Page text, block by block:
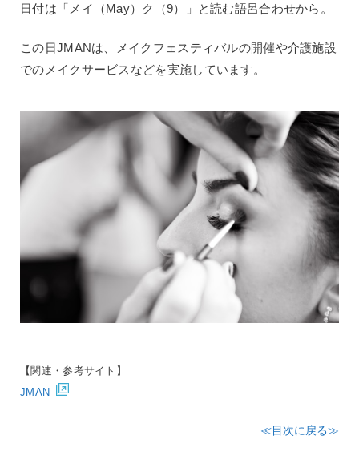
日付は「メイ（May）ク（9）」と読む語呂合わせから。
この日JMANは、メイクフェスティバルの開催や介護施設
でのメイクサービスなどを実施しています。
【関連・参考サイト】
JMAN
≪目次に戻る≫